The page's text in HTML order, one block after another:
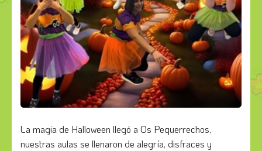
La magia de Halloween llegó a Os Pequerrechos,
nuestras aulas se llenaron de alegría, disfraces y